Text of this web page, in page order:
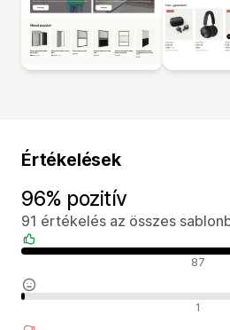
Értékelések
96% pozitív
91 értékelés az összes
Pozitív értékelések 87
Semleges értékelések 1